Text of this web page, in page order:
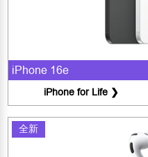
iPhone 16e
iPhone for Life ❯
全新